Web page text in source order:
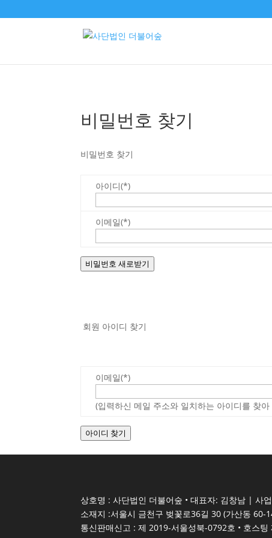
비밀번호 찾기
비밀번호 찾기
아이디(*)
이메일(*)
비밀번호 새로받기
회원 아이디 찾기
이메일(*)
(입력하신 메일 주소와 일치하는 아이디를 찾
아이디 찾기
상호명 : 사단법인 더불어숲 • 대표자: 김창남 | 사
소재지 :서울시 금천구 벚꽃로36길 30 (가산동 60-
통신판매신고 : 제 2019-서울성북-0792호 • 호스팅